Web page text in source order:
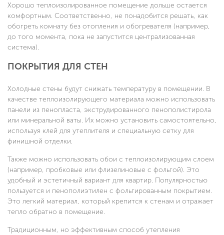
Хорошо теплоизолированное помещение дольше остается
комфортным. Соответственно, не понадобится решать, как
обогреть комнату без отопления и обогревателя (например,
до того момента, пока не запустится централизованная
система).
ПОКРЫТИЯ ДЛЯ СТЕН
Холодные стены будут снижать температуру в помещении. В
качестве теплоизолирующего материала можно использовать
панели из пенопласта, экструдированного пенополистирола
или минеральной ваты. Их можно установить самостоятельно,
используя клей для утеплителя и специальную сетку для
финишной отделки.
Также можно использовать обои с теплоизолирующим слоем
(например, пробковые или флизелиновые с фольгой). Это
удобный и эстетичный вариант для квартир. Популярностью
пользуется и пенополиэтилен с фольгированным покрытием.
Это легкий материал, который крепится к стенам и отражает
тепло обратно в помещение.
Традиционным, но эффективным способ утепления